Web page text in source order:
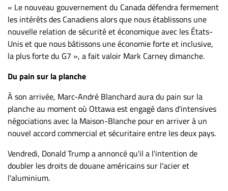
« Le nouveau gouvernement du Canada défendra fermement
les intérêts des Canadiens alors que nous établissons une
nouvelle relation de sécurité et économique avec les États-
Unis et que nous bâtissons une économie forte et inclusive,
la plus forte du G7 », a fait valoir Mark Carney dimanche.
Du pain sur la planche
À son arrivée, Marc-André Blanchard aura du pain sur la
planche au moment où Ottawa est engagé dans d'intensives
négociations avec la Maison-Blanche pour en arriver à un
nouvel accord commercial et sécuritaire entre les deux pays.
Vendredi, Donald Trump a annoncé qu'il a l'intention de
doubler les droits de douane américains sur l'acier et
l'aluminium.